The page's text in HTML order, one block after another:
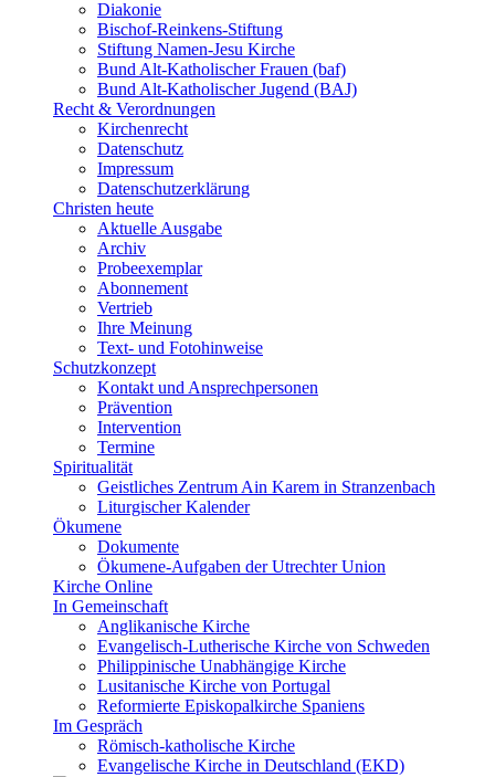
Diakonie
Bischof-Reinkens-Stiftung
Stiftung Namen-Jesu Kirche
Bund Alt-Katholischer Frauen (baf)
Bund Alt-Katholischer Jugend (BAJ)
Recht & Verordnungen
Kirchenrecht
Datenschutz
Impressum
Datenschutzerklärung
Christen heute
Aktuelle Ausgabe
Archiv
Probeexemplar
Abonnement
Vertrieb
Ihre Meinung
Text- und Fotohinweise
Schutzkonzept
Kontakt und Ansprechpersonen
Prävention
Intervention
Termine
Spiritualität
Geistliches Zentrum Ain Karem in Stranzenbach
Liturgischer Kalender
Ökumene
Dokumente
Ökumene-Aufgaben der Utrechter Union
Kirche Online
In Gemeinschaft
Anglikanische Kirche
Evangelisch-Lutherische Kirche von Schweden
Philippinische Unabhängige Kirche
Lusitanische Kirche von Portugal
Reformierte Episkopalkirche Spaniens
Im Gespräch
Römisch-katholische Kirche
Evangelische Kirche in Deutschland (EKD)